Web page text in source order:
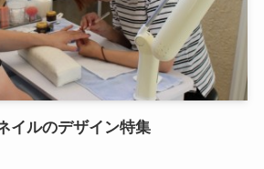
イルのデザイン特集